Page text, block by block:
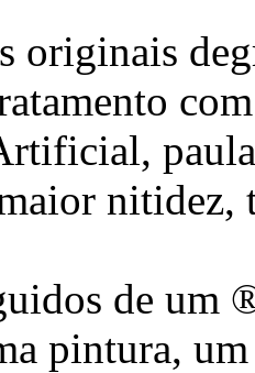
originais
nitidez,
de um
pintura,